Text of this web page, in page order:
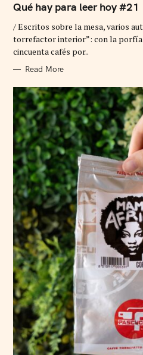
T
E
O
R
I
E
Qué hay para leer hoy #21
/ Escritos sobre la mesa, varios
torrefactor interior”: con la
cincuenta cafés por..
Read More